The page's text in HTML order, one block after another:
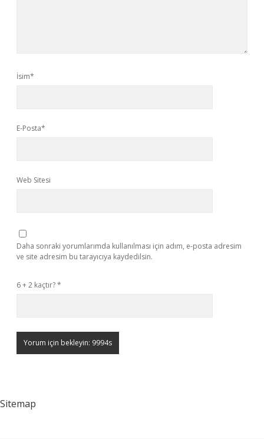
İsim*
E-Posta*
Web Sitesi
Daha sonraki yorumlarımda kullanılması için adım, e-posta adresim
ve site adresim bu tarayıcıya kaydedilsin.
6 + 2 kaçtır?*
Sitemap